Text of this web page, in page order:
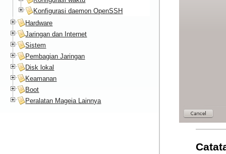
Konfigurasi daemon OpenSSH
Hardware
Jaringan dan Internet
Sistem
Pembagian Jaringan
Disk lokal
Keamanan
Boot
Peralatan Mageia Lainnya